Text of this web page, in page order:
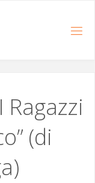
Ragazzi
(di